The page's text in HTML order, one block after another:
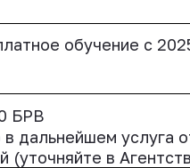
обучение с
БРВ
дальнейшем услуга
(уточняйте в